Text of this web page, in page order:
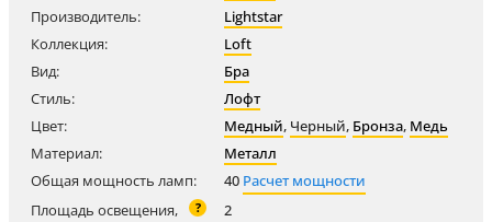
Производитель:
Lightstar
Коллекция:
Loft
Вид:
Бра
Стиль:
Лофт
Цвет:
Медный, Черный, Бронза, Медь
Материал:
Металл
Общая мощность ламп:
40 Расчет мощности
Площадь освещения,
? 2